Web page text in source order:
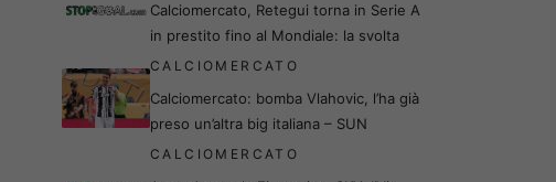
Calciomercato, Retegui torna in Serie A
in prestito fino al Mondiale: la svolta
CALCIOMERCATO
Calciomercato: bomba Vlahovic, l’ha già
preso un’altra big italiana – SUN
CALCIOMERCATO